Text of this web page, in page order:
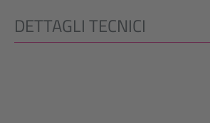
DETTAGLI TECNICI